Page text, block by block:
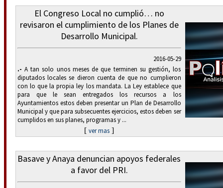
El Congreso Local no cumplió… no
revisaron el cumplimiento de los Planes de
Desarrollo Municipal.
2016-05-29
.- A tan solo unos meses de que terminen su gestión, los
diputados locales se dieron cuenta de que no cumplieron
con lo que la propia ley los mandata. La Ley establece que
para que le sean entregados los recursos a los
Ayuntamientos estos deben presentar un Plan de Desarrollo
Municipal y que para subsecuentes ejercicios, estos deben ser
cumplidos en sus planes, programas y ...
[ ver mas ]
Basave y Anaya denuncian apoyos federales
a favor del PRI.